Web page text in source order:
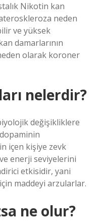
Nikotin kan
neden
ve yüksek
damarlarının
olarak koroner
nelerdir?
değişikliklere
içen kişiye zevk
enerji seviyelerini
etkisidir, yani
maddeyi arzularlar.
ne olur?